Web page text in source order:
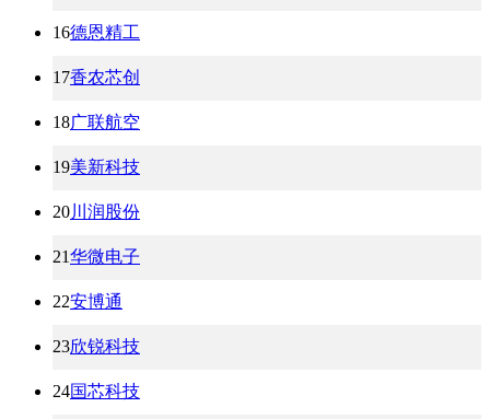
16德恩精工
17香农芯创
18广联航空
19美新科技
20川润股份
21华微电子
22安博通
23欣锐科技
24国芯科技